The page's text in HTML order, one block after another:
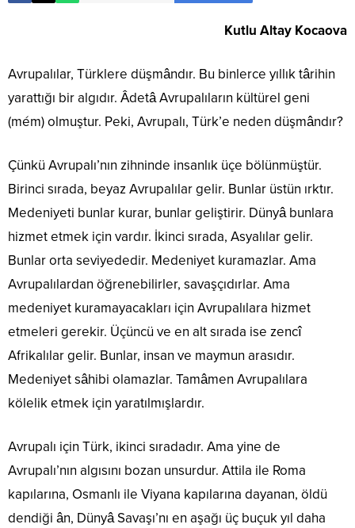
Kutlu Altay Kocaova
Avrupalılar, Türklere düşmândır. Bu binlerce yıllık târihin
yarattığı bir algıdır. Âdetâ Avrupalıların kültürel geni
(mém) olmuştur. Peki, Avrupalı, Türk’e neden düşmândır?
Çünkü Avrupalı’nın zihninde insanlık üçe bölünmüştür.
Birinci sırada, beyaz Avrupalılar gelir. Bunlar üstün ırktır.
Medeniyeti bunlar kurar, bunlar geliştirir. Dünyâ bunlara
hizmet etmek için vardır. İkinci sırada, Asyalılar gelir.
Bunlar orta seviyededir. Medeniyet kuramazlar. Ama
Avrupalılardan öğrenebilirler, savaşçıdırlar. Ama
medeniyet kuramayacakları için Avrupalılara hizmet
etmeleri gerekir. Üçüncü ve en alt sırada ise zencî
Afrikalılar gelir. Bunlar, insan ve maymun arasıdır.
Medeniyet sâhibi olamazlar. Tamâmen Avrupalılara
kölelik etmek için yaratılmışlardır.
Avrupalı için Türk, ikinci sıradadır. Ama yine de
Avrupalı’nın algısını bozan unsurdur. Attila ile Roma
kapılarına, Osmanlı ile Viyana kapılarına dayanan, öldü
dendiği ân, Dünyâ Savaşı’nı en aşağı üç buçuk yıl daha